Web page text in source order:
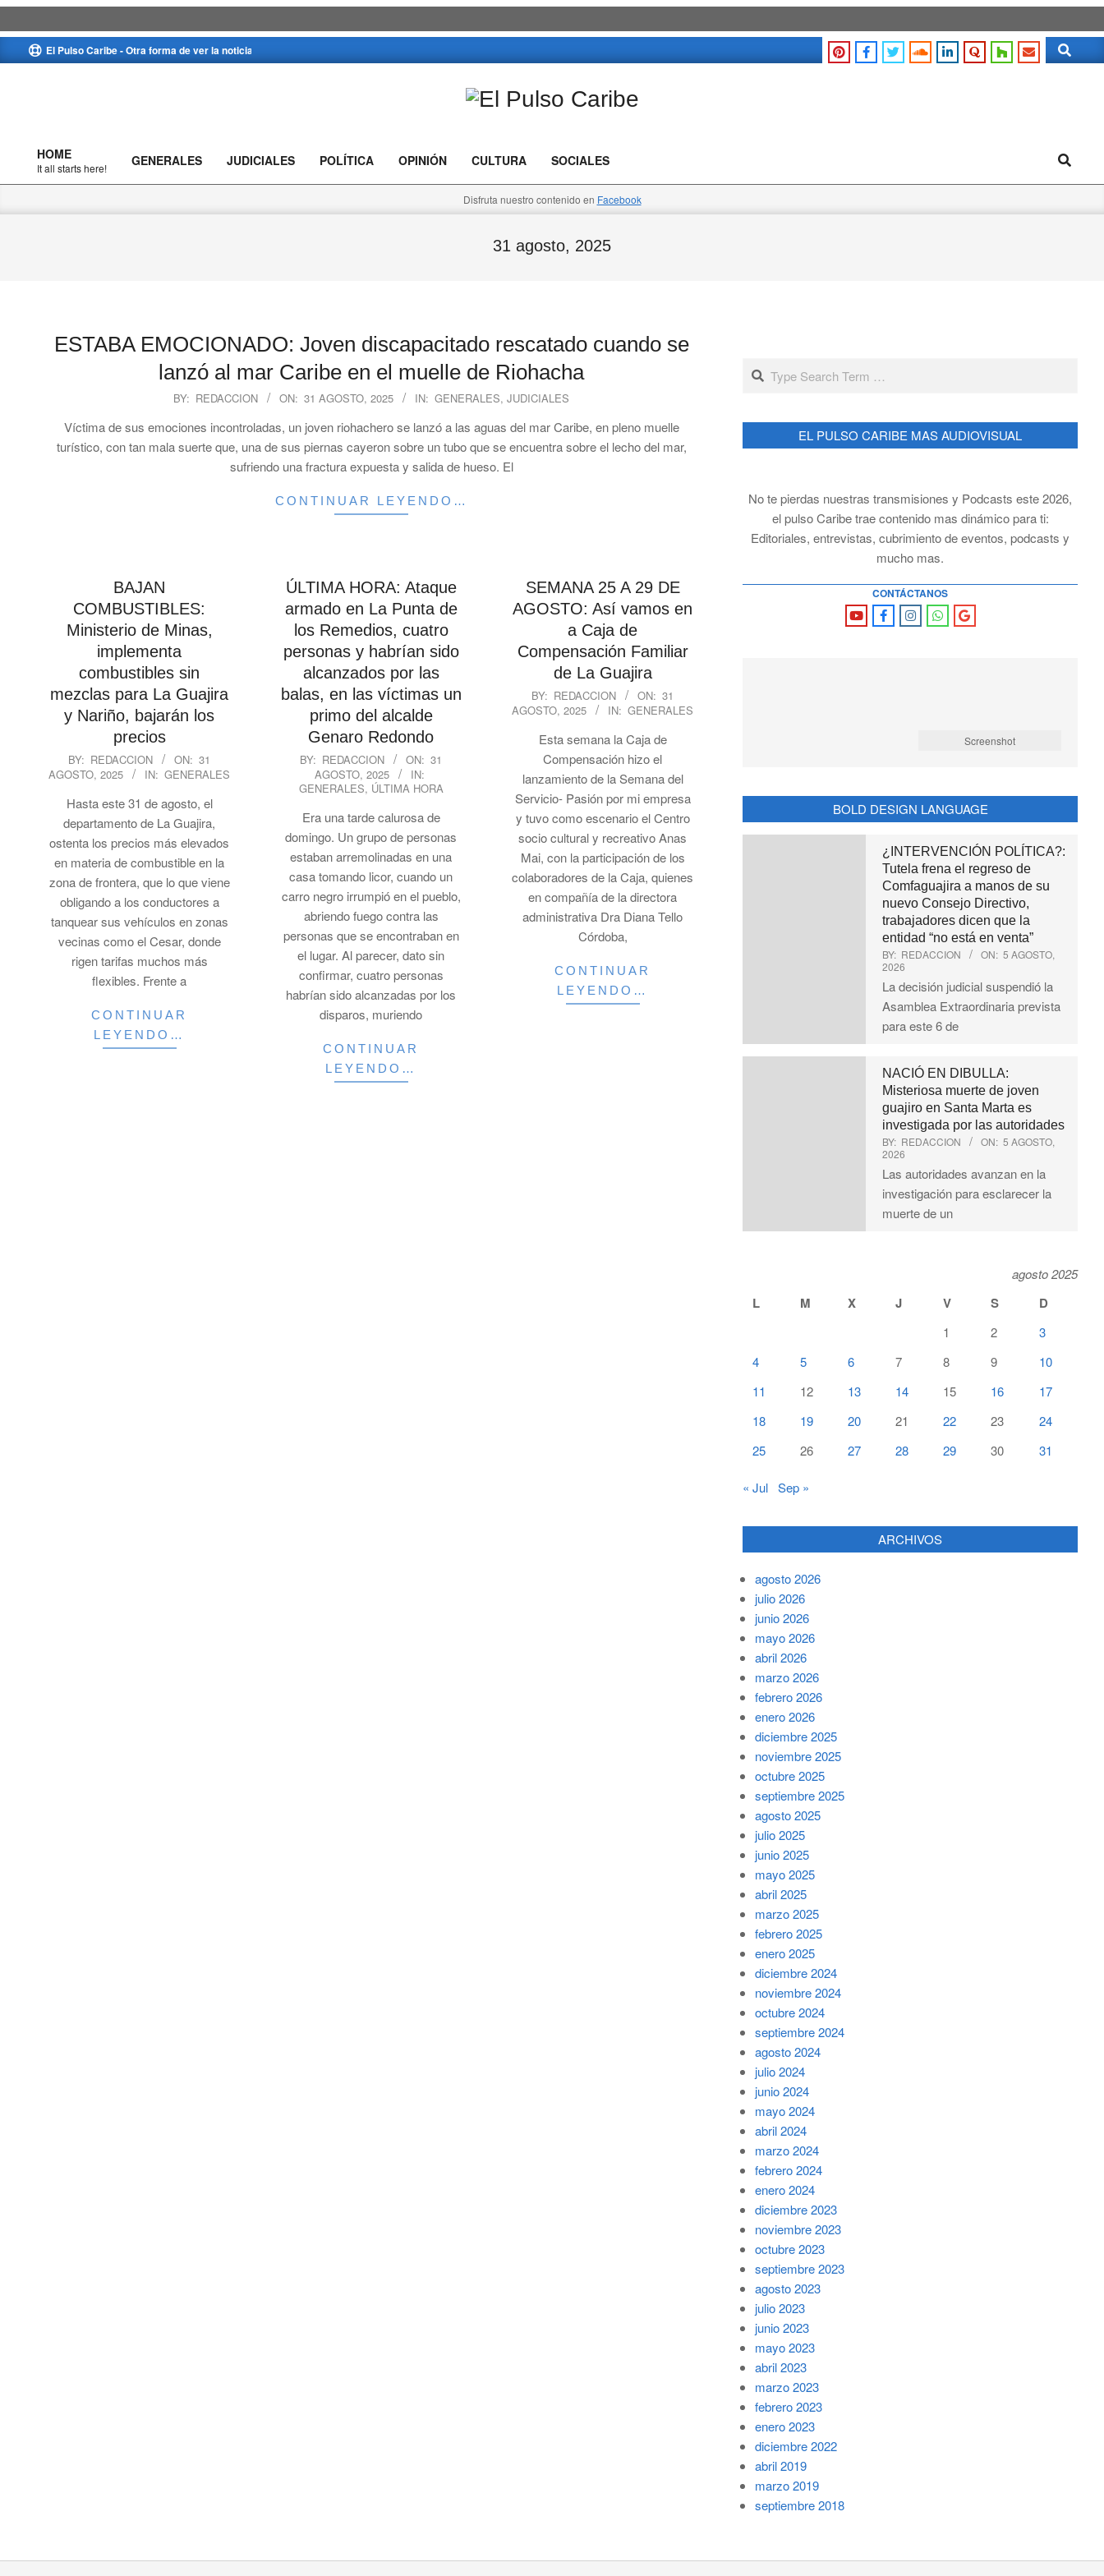
to
El Pulso Caribe - Otra forma de ver la noticia Search
Caribe
Primary
Navigation
HOME
It all starts here! GENERALES JUDICIALES POLÍTICA OPINIÓN CULTURA SOCIALES Search
Disfruta nuestro contenido en Facebook
31 agosto, 2025
ESTABA EMOCIONADO: Joven discapacitado rescatado cuando se
lanzó al mar Caribe en el muelle de Riohacha
BY: REDACCION ON: 31 AGOSTO, 2025 IN: GENERALES, JUDICIALES
Víctima de sus emociones incontroladas, un joven riohachero se lanzó a las aguas del mar Caribe, en pleno muelle
turístico, con tan mala suerte que, una de sus piernas cayeron sobre un tubo que se encuentra sobre el lecho del mar,
sufriendo una fractura expuesta y salida de hueso. El
CONTINUAR LEYENDO…
BAJAN
COMBUSTIBLES:
Ministerio de Minas,
implementa
combustibles sin
mezclas para La Guajira
y Nariño, bajarán los
precios
2025-
08-
BY: REDACCION ON: 31
AGOSTO, 2025
IN: GENERALES
Hasta este 31 de agosto, el
departamento de La Guajira,
ostenta los precios más elevados
en materia de combustible en la
zona de frontera, que lo que viene
obligando a los conductores a
tanquear sus vehículos en zonas
vecinas como el Cesar, donde
rigen tarifas muchos más
flexibles. Frente a
CONTINUAR
LEYENDO…
ÚLTIMA HORA: Ataque
armado en La Punta de
los Remedios, cuatro
personas y habrían sido
alcanzados por las
balas, en las víctimas un
primo del alcalde
Genaro Redondo
2025-BY: REDACCION ON: 31
AGOSTO, 2025
IN:
GENERALES, ÚLTIMA HORA
Era una tarde calurosa de
domingo. Un grupo de personas
estaban arremolinadas en una
casa tomando licor, cuando un
carro negro irrumpió en el pueblo,
abriendo fuego contra las
personas que se encontraban en
el lugar. Al parecer, dato sin
confirmar, cuatro personas
habrían sido alcanzadas por los
disparos, muriendo
CONTINUAR
LEYENDO…
SEMANA 25 A 29 DE
AGOSTO: Así vamos en
a Caja de
Compensación Familiar
de La Guajira
2025-
08-
BY: REDACCION ON: 31
AGOSTO, 2025
IN: GENERALES
Esta semana la Caja de
Compensación hizo el
lanzamiento de la Semana del
Servicio- Pasión por mi empresa
y tuvo como escenario el Centro
socio cultural y recreativo Anas
Mai, con la participación de los
colaboradores de la Caja, quienes
en compañía de la directora
administrativa Dra Diana Tello
Córdoba,
CONTINUAR
LEYENDO…
Search
EL PULSO CARIBE MAS AUDIOVISUAL
No te pierdas nuestras transmisiones y Podcasts este 2026,
el pulso Caribe trae contenido mas dinámico para ti:
Editoriales, entrevistas, cubrimiento de eventos, podcasts y
mucho mas.
CONTÁCTANOS
Screenshot
BOLD DESIGN LANGUAGE
¿INTERVENCIÓN POLÍTICA?:
Tutela frena el regreso de
Comfaguajira a manos de su
nuevo Consejo Directivo,
trabajadores dicen que la
entidad “no está en venta”
BY: REDACCION ON: 5 AGOSTO,
2026
La decisión judicial suspendió la
Asamblea Extraordinaria prevista
para este 6 de
NACIÓ EN DIBULLA:
Misteriosa muerte de joven
guajiro en Santa Marta es
investigada por las autoridades
BY: REDACCION ON: 5 AGOSTO,
2026
Las autoridades avanzan en la
investigación para esclarecer la
muerte de un
agosto 2025
L M X J V S D
1 2
3
4
5 6 7 8 9
10
11
12 13 14 15 16
17
18
19 20 21 22 23
24
25
26 27 28 29 30 31
« Jul Sep »
ARCHIVOS
agosto 2026
julio 2026
junio 2026
mayo 2026
abril 2026
marzo 2026
febrero 2026
enero 2026
diciembre 2025
noviembre 2025
octubre 2025
septiembre 2025
agosto 2025
julio 2025
junio 2025
mayo 2025
abril 2025
marzo 2025
febrero 2025
enero 2025
diciembre 2024
noviembre 2024
octubre 2024
septiembre 2024
agosto 2024
julio 2024
junio 2024
mayo 2024
abril 2024
marzo 2024
febrero 2024
enero 2024
diciembre 2023
noviembre 2023
octubre 2023
septiembre 2023
agosto 2023
julio 2023
junio 2023
mayo 2023
abril 2023
marzo 2023
febrero 2023
enero 2023
diciembre 2022
abril 2019
marzo 2019
septiembre 2018